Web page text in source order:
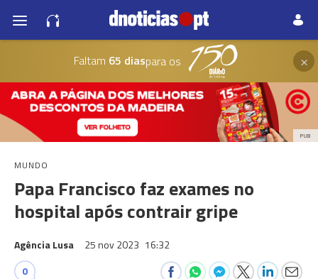
Faltam 65 diaspara os ×
PUB
MUNDO
Papa Francisco faz exames no
hospital após contrair gripe
Agência Lusa 25 nov 2023 16:32
0